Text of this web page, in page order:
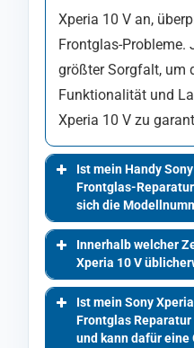
Xperia 10 V an,
Frontglas-
größter Sorgfalt, um
Funktionalität und
Xperia 10 V zu
Ist mein Handy
Frontglas-
sich die
Innerhalb welcher
Xperia 10 V
Ist mein Sony
Frontglas
und kann dafür